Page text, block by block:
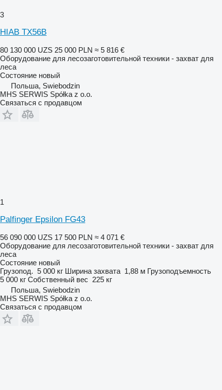
3
HIAB TX56B
80 130 000 UZS 25 000 PLN ≈ 5 816 €
Оборудование для лесозаготовительной техники - захват для
леса
Состояние новый
Польша, Swiebodzin
MHS SERWIS Spółka z o.o.
Связаться с продавцом
1
Palfinger Epsilon FG43
56 090 000 UZS 17 500 PLN ≈ 4 071 €
Оборудование для лесозаготовительной техники - захват для
леса
Состояние новый
Грузопод. 5 000 кг Ширина захвата 1,88 м Грузоподъемность
5 000 кг Собственный вес 225 кг
Польша, Swiebodzin
MHS SERWIS Spółka z o.o.
Связаться с продавцом